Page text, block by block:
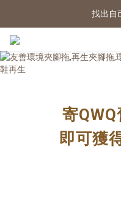
2026
找出自
寄
即可獲